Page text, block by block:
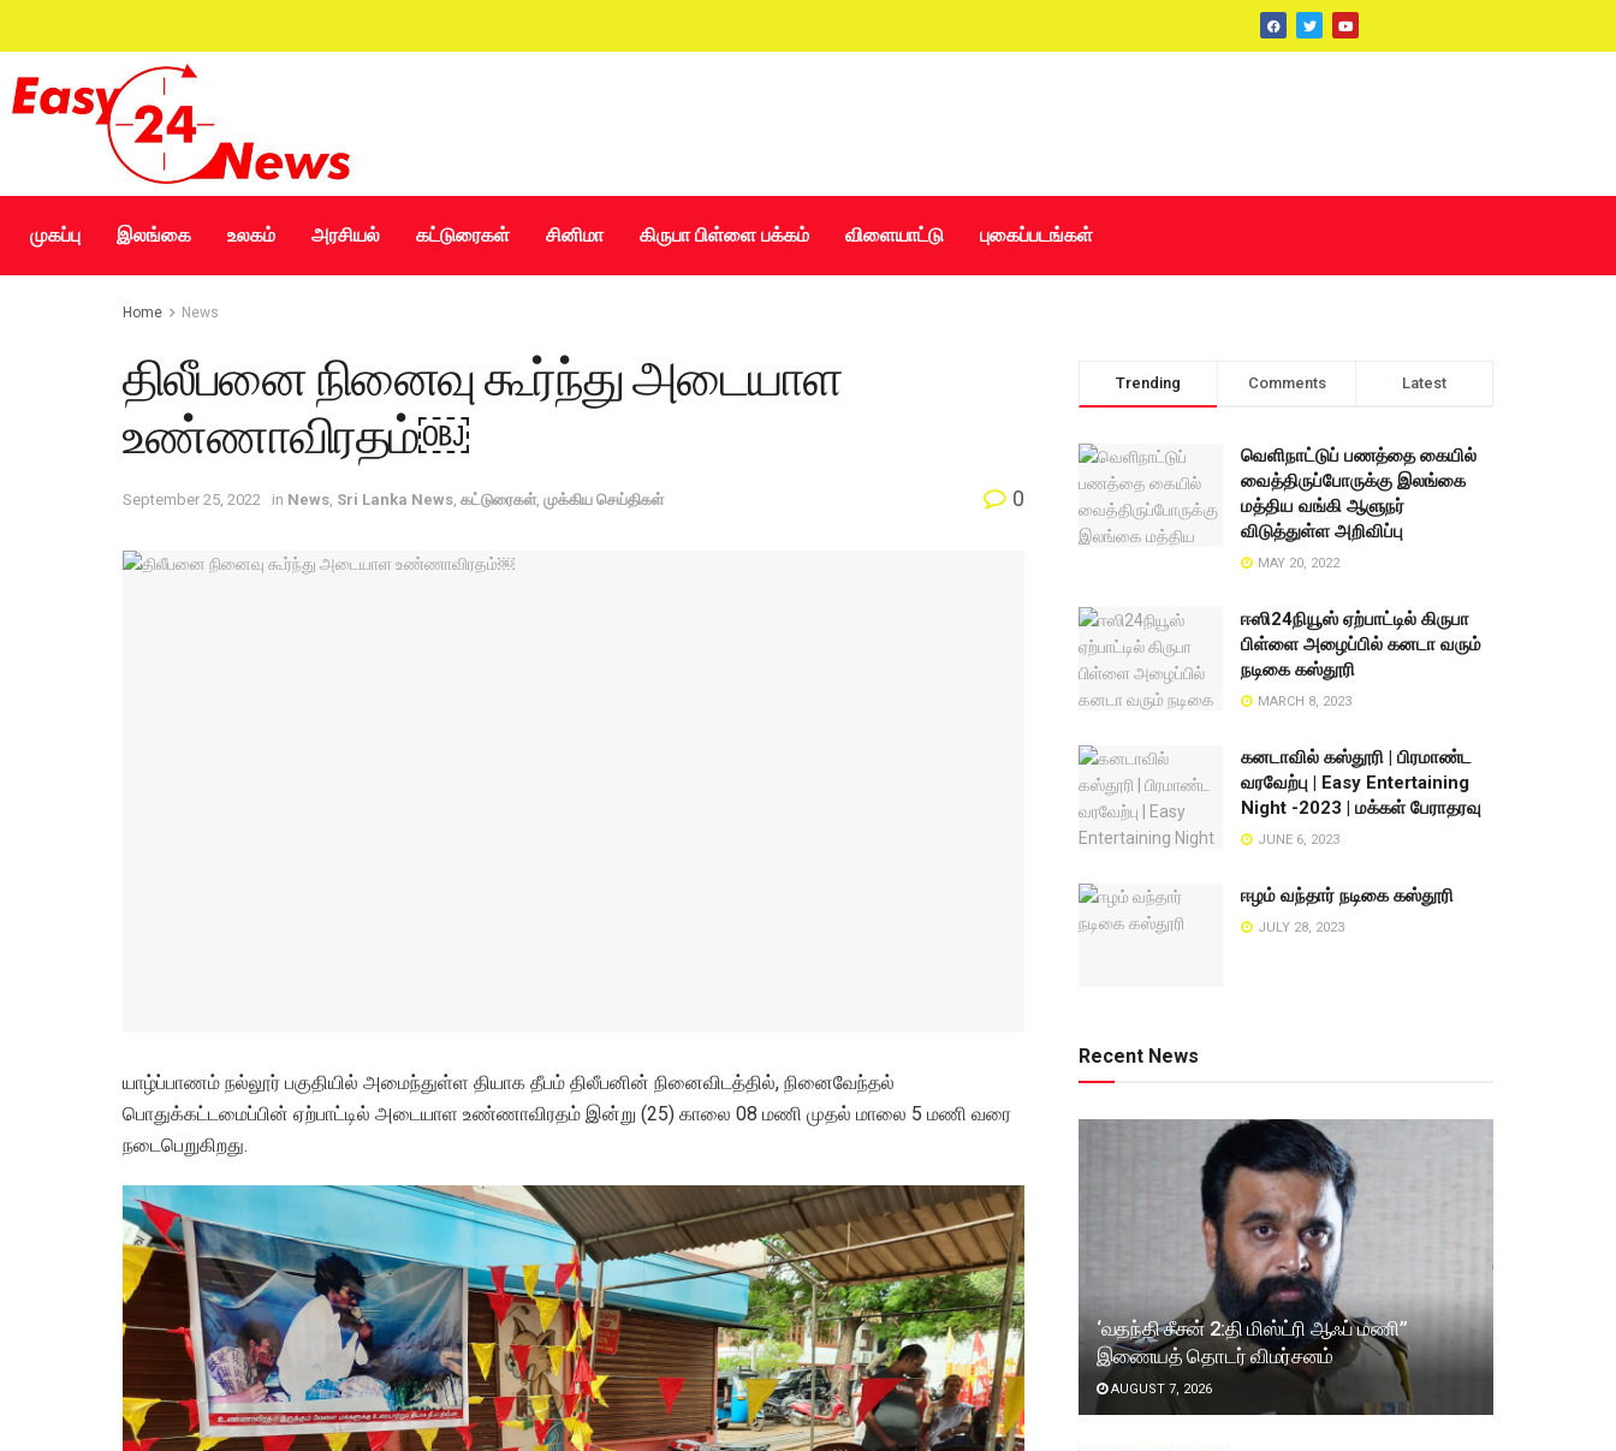
முகப்பு இலங்கை உலகம் அரசியல் கட்டுரைகள் சினிமா கிருபா பிள்ளை பக்கம் விளையாட்டு புகைப்படங்கள்
Home News
திலீபனை நினைவு கூர்ந்து அடையாள
உண்ணாவிரதம்￼
September 25, 2022 in News Sri Lanka News கட்டுரைகள், முக்கிய செய்திகள் 0
யாழ்ப்பாணம் நல்லூர் பகுதியில் அமைந்துள்ள தியாக தீபம் திலீபனின் நினைவிடத்தில், நினைவேந்தல்
பொதுக்கட்டமைப்பின் ஏற்பாட்டில் அடையாள உண்ணாவிரதம் இன்று (25) காலை 08 மணி முதல் மாலை 5 மணி வரை
நடைபெறுகிறது.
Trending Comments Latest
வெளிநாட்டுப் பணத்தை கையில்
வைத்திருப்போருக்கு இலங்கை
மத்திய வங்கி ஆளுநர்
விடுத்துள்ள அறிவிப்பு
MAY 20, 2022
ஈஸி24நியூஸ் ஏற்பாட்டில் கிருபா
பிள்ளை அழைப்பில் கனடா வரும்
நடிகை கஸ்தூரி
MARCH 8, 2023
கனடாவில் கஸ்தூரி | பிரமாண்ட
வரவேற்பு | Easy Entertaining
Night -2023 | மக்கள் பேராதரவு
JUNE 6, 2023
ஈழம் வந்தார் நடிகை கஸ்தூரி
JULY 28, 2023
Recent News
‘வதந்தி சீசன் 2:தி மிஸ்ட்ரி ஆஃப் மணி”
இணையத் தொடர் விமர்சனம்
AUGUST 7, 2026